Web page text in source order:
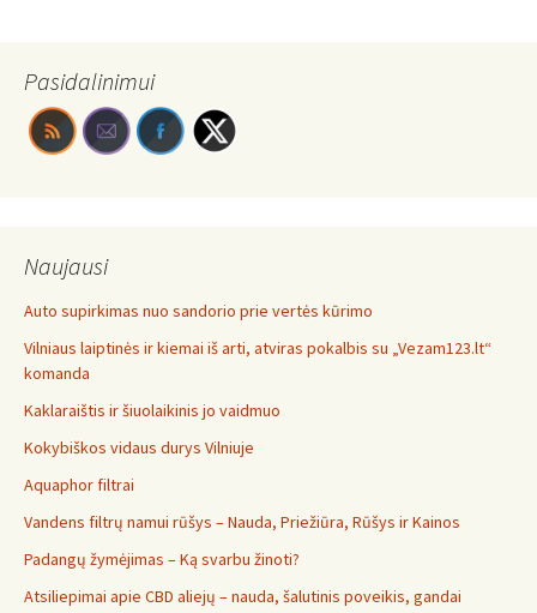
Pasidalinimui
Naujausi
Auto supirkimas nuo sandorio prie vertės kūrimo
Vilniaus laiptinės ir kiemai iš arti, atviras pokalbis su „Vezam123.lt“
komanda
Kaklaraištis ir šiuolaikinis jo vaidmuo
Kokybiškos vidaus durys Vilniuje
Aquaphor filtrai
Vandens filtrų namui rūšys – Nauda, Priežiūra, Rūšys ir Kainos
Padangų žymėjimas – Ką svarbu žinoti?
Atsiliepimai apie CBD aliejų – nauda, šalutinis poveikis, gandai